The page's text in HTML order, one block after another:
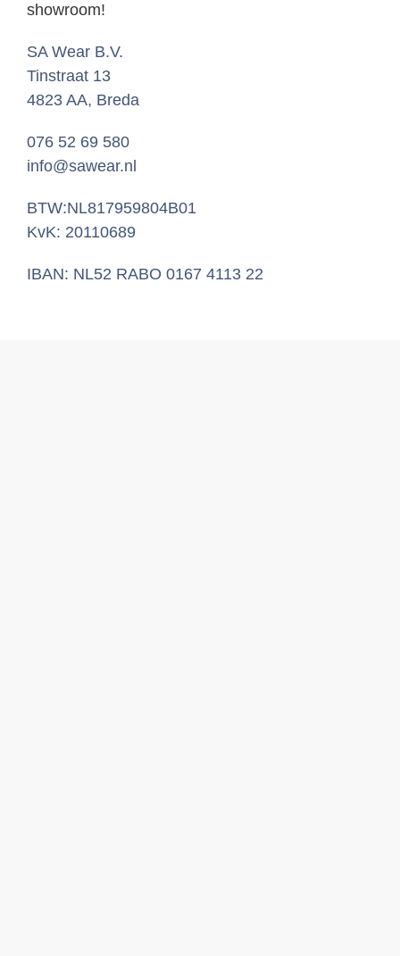
showroom!
SA Wear B.V.
Tinstraat 13
4823 AA, Breda
076 52 69 580
info@sawear.nl
BTW:NL817959804B01
KvK: 20110689
IBAN: NL52 RABO 0167 4113 22